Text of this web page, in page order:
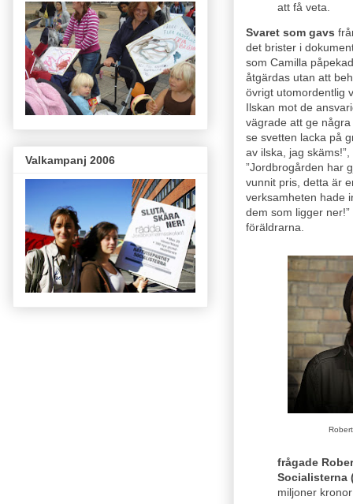
att få veta.
Svaret som gavs
det brister i
som Camilla
åtgärdas utan att
övrigt utomordentlig
Ilskan mot de
vägrade att ge
se svetten lacka på
av ilska, jag
”Jordbrogården har
vunnit pris, detta är
verksamheten hade
dem som ligger
föräldrarna.
frågade
Socialisterna
miljoner
Valkampanj 2006